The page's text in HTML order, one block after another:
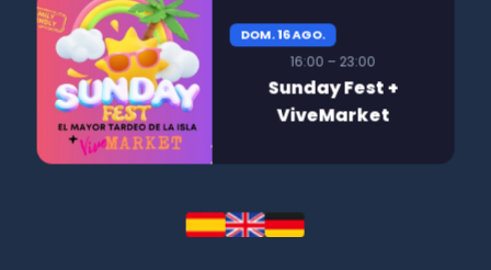
DOM. 16 AGO.
16:00 – 23:00
Sunday Fest +
ViveMarket